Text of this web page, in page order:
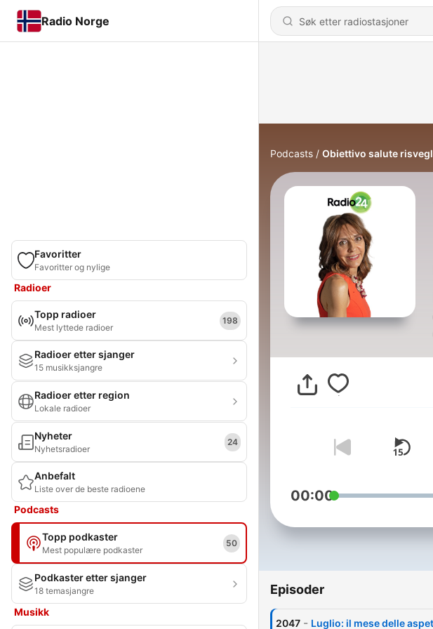
Radio Norge
Favoritter
Favoritter og nylige
Radioer
Topp radioer
Mest lyttede radioer
198
Radioer etter sjanger
15 musikksjangre
Radioer etter region
Lokale radioer
Nyheter
Nyhetsradioer
24
Anbefalt
Liste over de beste radioene
Podcasts
Topp podkaster
Mest populære podkaster
50
Podkaster etter sjanger
18 temasjangre
Musikk
Podcasts Obiettivo salute
00:00
Episoder
2047 - Luglio: il mese delle